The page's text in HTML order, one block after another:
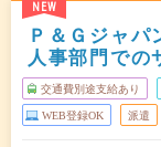
NEW
Ｐ＆Ｇジャパ
人事部門での
交通費別途支給あり
WEB登録OK 派遣